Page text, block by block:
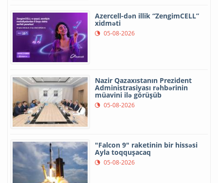
Azercell-dən illik “ZengimCELL”
xidməti
05-08-2026
Nazir Qazaxıstanın Prezident
Administrasiyası rəhbərinin
müavini ilə görüşüb
05-08-2026
"Falcon 9" raketinin bir hissəsi
Ayla toqquşacaq
05-08-2026